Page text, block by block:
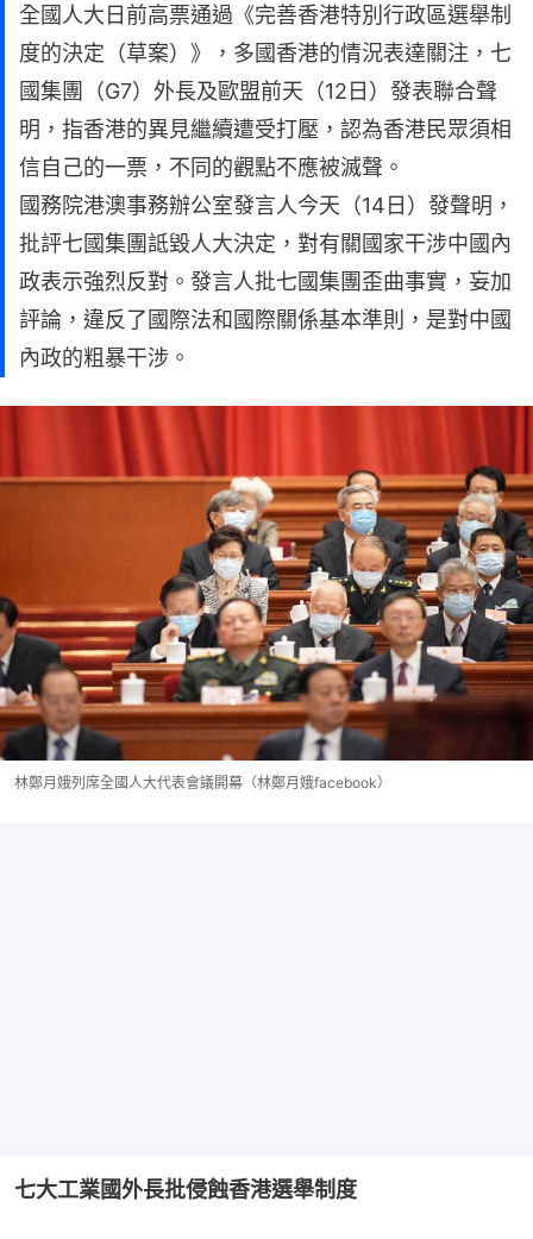
全國人大日前高票通過《完善香港特別行政區選舉制
度的決定（草案）》，多國香港的情況表達關注，七
國集團（G7）外長及歐盟前天（12日）發表聯合聲
明，指香港的異見繼續遭受打壓，認為香港民眾須相
信自己的一票，不同的觀點不應被滅聲。
國務院港澳事務辦公室發言人今天（14日）發聲明，
批評七國集團詆毀人大決定，對有關國家干涉中國內
政表示強烈反對。發言人批七國集團歪曲事實，妄加
評論，違反了國際法和國際關係基本準則，是對中國
內政的粗暴干涉。
林鄭月娥列席全國人大代表會議開幕（林鄭月娥facebook）
七大工業國外長批侵蝕香港選舉制度